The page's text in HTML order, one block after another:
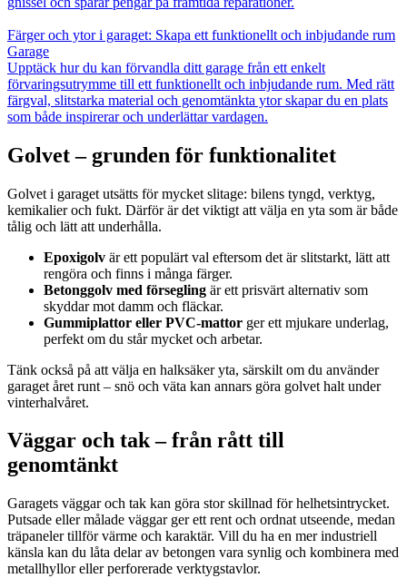
Färger och ytor i garaget: Skapa ett funktionellt och inbjudande rum
Garage
Upptäck hur du kan förvandla ditt garage från ett enkelt
förvaringsutrymme till ett funktionellt och inbjudande rum. Med rätt
färgval, slitstarka material och genomtänkta ytor skapar du en plats
som både inspirerar och underlättar vardagen.
Golvet – grunden för funktionalitet
Golvet i garaget utsätts för mycket slitage: bilens tyngd, verktyg,
kemikalier och fukt. Därför är det viktigt att välja en yta som är både
tålig och lätt att underhålla.
Epoxigolv är ett populärt val eftersom det är slitstarkt, lätt att
rengöra och finns i många färger.
Betonggolv med försegling är ett prisvärt alternativ som
skyddar mot damm och fläckar.
Gummiplattor eller PVC-mattor ger ett mjukare underlag,
perfekt om du står mycket och arbetar.
Tänk också på att välja en halksäker yta, särskilt om du använder
garaget året runt – snö och väta kan annars göra golvet halt under
vinterhalvåret.
Väggar och tak – från rått till
genomtänkt
Garagets väggar och tak kan göra stor skillnad för helhetsintrycket.
Putsade eller målade väggar ger ett rent och ordnat utseende, medan
träpaneler tillför värme och karaktär. Vill du ha en mer industriell
känsla kan du låta delar av betongen vara synlig och kombinera med
metallhyllor eller perforerade verktygstavlor.